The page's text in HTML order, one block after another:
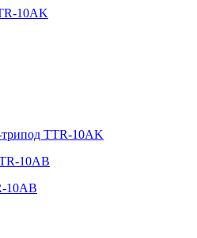
10АK
TTR-10АK
10АB